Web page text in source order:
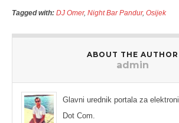
Tagged with: DJ Omer, Night Bar Pandur, Osijek
ABOUT THE AUTHOR
admin
Glavni urednik portala za
Dot Com.